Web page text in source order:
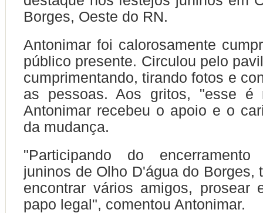
Borges, Oeste do RN.
Antonimar foi calorosamente
público presente. Circulou pelo
cumprimentando, tirando fotos e
as pessoas. Aos gritos, "esse é
Antonimar recebeu o apoio e o
da mudança.
"Participando do
juninos de Olho D'água do Borges,
encontrar vários amigos, prosear
papo legal", comentou Antonimar.